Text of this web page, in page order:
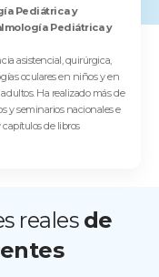
Pediátrica y
Pediátrica y
asistencial, quirúrgica,
oculares en niños y en
Ha realizado más de
y seminarios nacionales e
de libros
reales de